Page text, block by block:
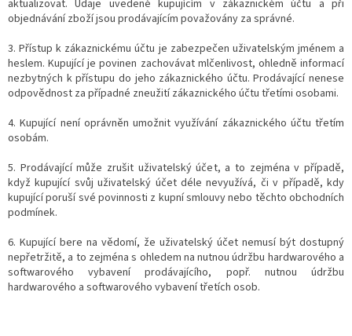
aktualizovat. Údaje uvedené kupujícím v zákaznickém účtu a při
objednávání zboží jsou prodávajícím považovány za správné.
3. Přístup k zákaznickému účtu je zabezpečen uživatelským jménem a
heslem. Kupující je povinen zachovávat mlčenlivost, ohledně informací
nezbytných k přístupu do jeho zákaznického účtu. Prodávající nenese
odpovědnost za případné zneužití zákaznického účtu třetími osobami.
4. Kupující není oprávněn umožnit využívání zákaznického účtu třetím
osobám.
5. Prodávající může zrušit uživatelský účet, a to zejména v případě,
když kupující svůj uživatelský účet déle nevyužívá, či v případě, kdy
kupující poruší své povinnosti z kupní smlouvy nebo těchto obchodních
podmínek.
6. Kupující bere na vědomí, že uživatelský účet nemusí být dostupný
nepřetržitě, a to zejména s ohledem na nutnou údržbu hardwarového a
softwarového vybavení prodávajícího, popř. nutnou údržbu
hardwarového a softwarového vybavení třetích osob.